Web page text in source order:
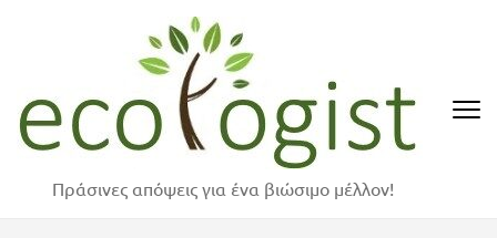
Enter)
Πράσινες απόψεις για ένα βιώσιμο μέλλον!